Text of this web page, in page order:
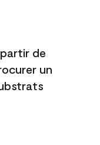
de
un